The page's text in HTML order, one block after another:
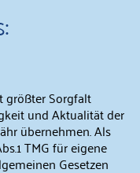
größter Sorgfalt
und Aktualität der
übernehmen. Als
TMG für eigene
Gesetzen